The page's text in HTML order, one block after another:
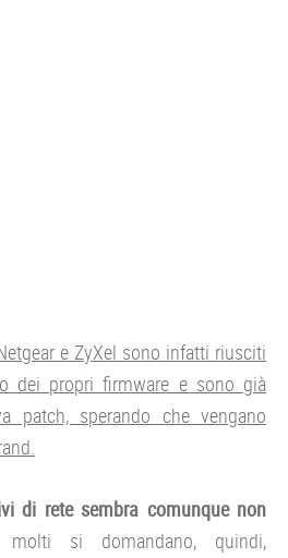
e ZyXel sono infatti riusciti
dei propri firmware e sono già
patch, sperando che vengano
di rete sembra comunque non
si domandano, quindi,